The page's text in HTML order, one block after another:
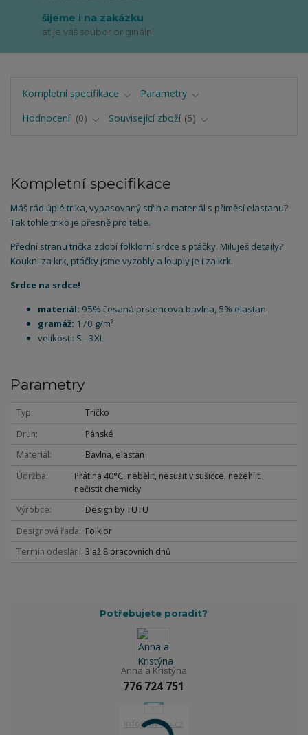
šijeme i na zakázku
ať je váš soubor originální
Kompletní specifikace
Parametry
Hodnocení
0 Související zboží 5
Kompletní specifikace
Máš rád úplé trika, vypasovaný střih a materiál s příměsí elastanu?
Tak tohle triko je přesně pro tebe.
Přední stranu trička zdobí folklorní srdce s ptáčky. Miluješ detaily?
Koukni za krk, ptáčky jsme vyzobly a louply je i za krk.
Srdce na srdce!
materiál: 95% česaná prstencová bavlna, 5% elastan
gramáž: 170 g/m²
velikosti: S - 3XL
Parametry
Typ
Tričko
Druh
Pánské
Materiál
Bavlna, elastan
Údržba
Prát na 40°C, nebělit, nesušit v sušičce, nežehlit,
nečistit chemicky
Výrobce
Design by TUTU
Designová řada
Folklor
Termín odeslání 3 až 8 pracovních dnů
Potřebujete poradit?
Anna a Kristýna
776 724 751
info@dvetu.cz